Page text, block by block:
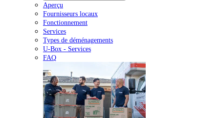
Aperçu
Fournisseurs locaux
Fonctionnement
Services
Types de déménagements
U-Box - Services
FAQ